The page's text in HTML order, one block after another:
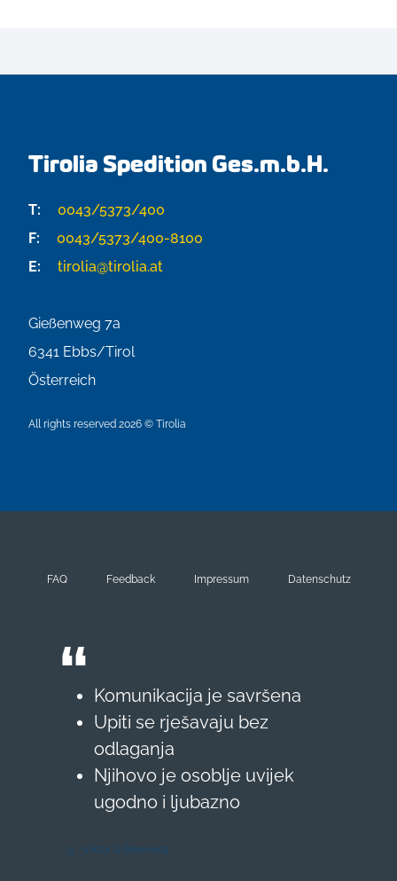
Tirolia Spedition Ges.m.b.H.
T:
0043/5373/400
F:
0043/5373/400-8100
E:
tirolia@tirolia.at
Gießenweg 7a
6341 Ebbs/Tirol
Österreich
All rights reserved 2026 © Tirolia
FAQ Feedback Impressum Datenschutz
Komunikacija je savršena
Upiti se rješavaju bez
odlaganja
Njihovo je osoblje uvijek
ugodno i ljubazno
9. . Viktor iz Bremena